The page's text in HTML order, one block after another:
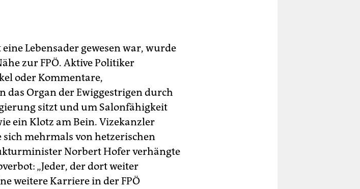
Lebensader gewesen war, wurde
zur FPÖ. Aktive Politiker
oder Kommentare,
das Organ der Ewiggestrigen durch
sitzt und um Salonfähigkeit
ein Klotz am Bein. Vizekanzler
mehrmals von hetzerischen
Norbert Hofer verhängte
„Jeder, der dort weiter
weitere Karriere in der FPÖ